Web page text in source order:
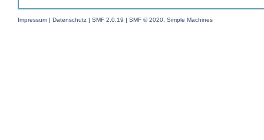
Impressum | Datenschutz | SMF 2.0.19 | SMF © 2020 Simple Machines